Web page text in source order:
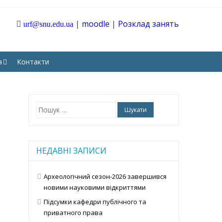
І СОЦІАЛЬНИХ
urf@snu.edu.ua | moodle | Розклад занять
Контакти
Пошук:
НЕДАВНІ ЗАПИСИ
Археологічний сезон-2026 завершився
новими науковими відкриттями
Підсумки кафедри публічного та
приватного права